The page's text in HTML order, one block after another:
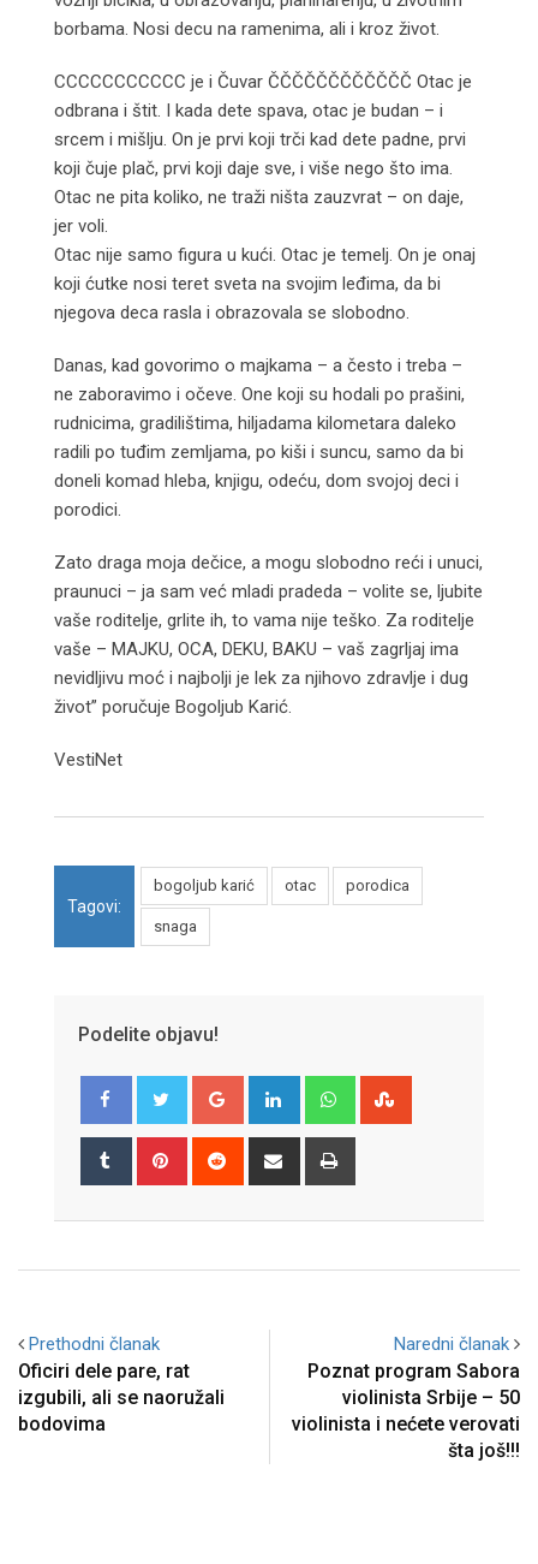
borbama. Nosi decu na ramenima, ali i kroz život.
CCCCCCCCCCC je i Čuvar ČČČČČČČČČČČČ Otac je
odbrana i štit. I kada dete spava, otac je budan – i
srcem i mišlju. On je prvi koji trči kad dete padne, prvi
koji čuje plač, prvi koji daje sve, i više nego što ima.
Otac ne pita koliko, ne traži ništa zauzvrat – on daje,
jer voli.
Otac nije samo figura u kući. Otac je temelj. On je onaj
koji ćutke nosi teret sveta na svojim leđima, da bi
njegova deca rasla i obrazovala se slobodno.
Danas, kad govorimo o majkama – a često i treba –
ne zaboravimo i očeve. One koji su hodali po prašini,
rudnicima, gradilištima, hiljadama kilometara daleko
radili po tuđim zemljama, po kiši i suncu, samo da bi
doneli komad hleba, knjigu, odeću, dom svojoj deci i
porodici.
Zato draga moja dečice, a mogu slobodno reći i unuci,
praunuci – ja sam već mladi pradeda – volite se, ljubite
vaše roditelje, grlite ih, to vama nije teško. Za roditelje
vaše – MAJKU, OCA, DEKU, BAKU – vaš zagrljaj ima
nevidljivu moć i najbolji je lek za njihovo zdravlje i dug
život” poručuje Bogoljub Karić.
VestiNet
Tagovi:
bogoljub karić otac porodica
snaga
Podelite objavu!
Google+ LinkedIn Whatsapp
Tumblr Pinterest Reddit
Share
Prethodni članak
Oficiri dele pare, rat
izgubili, ali se naoružali
bodovima
Naredni članak
Poznat program Sabora
violinista Srbije – 50
violinista i nećete verovati
šta još!!!